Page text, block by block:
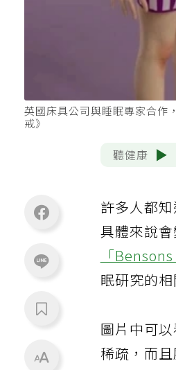
英國床具公司與睡眠專家合
戒》
聽健康
許多人都
具體來說
「
眠研究的
圖片中可
稀疏，而